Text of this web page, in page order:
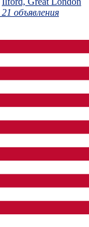
21 объявления